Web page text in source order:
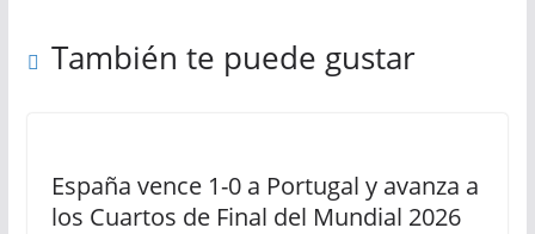
También te puede gustar
España vence 1-0 a Portugal y avanza a
los Cuartos de Final del Mundial 2026